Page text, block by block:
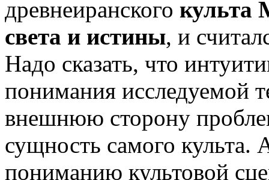
древнеиранского культа
света и истины, и
Надо сказать, что
понимания исследуемой
внешнюю сторону
сущность самого
пониманию культовой